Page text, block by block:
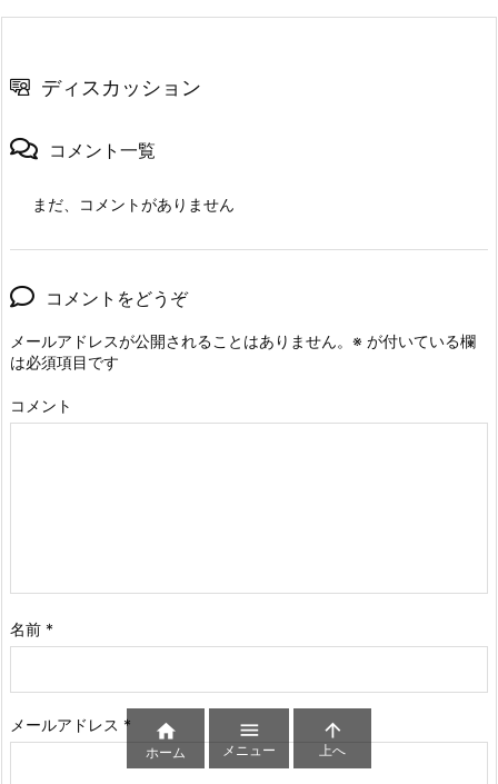
ディスカッション
コメント一覧
まだ、コメントがありません
コメントをどうぞ
メールアドレスが公開されることはありません。 ※ が付いている欄
は必須項目です
コメント
名前 *
メールアドレス * 
ホーム

メニュー

上へ